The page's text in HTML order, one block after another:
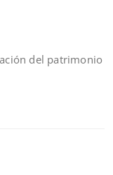
del patrimonio